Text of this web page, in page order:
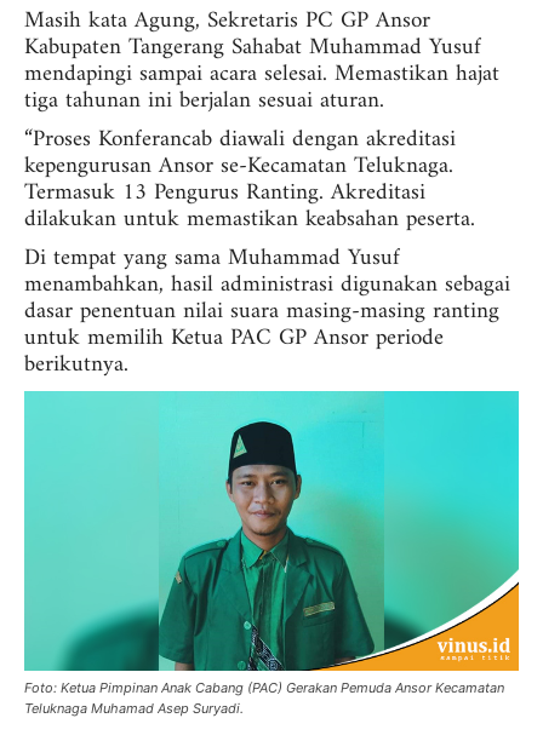
Masih kata Agung, Sekretaris PC GP Ansor
Kabupaten Tangerang Sahabat Muhammad Yusuf
mendapingi sampai acara selesai. Memastikan hajat
tiga tahunan ini berjalan sesuai aturan.
“Proses Konferancab diawali dengan akreditasi
kepengurusan Ansor se-Kecamatan Teluknaga.
Termasuk 13 Pengurus Ranting. Akreditasi
dilakukan untuk memastikan keabsahan peserta.
Di tempat yang sama Muhammad Yusuf
menambahkan, hasil administrasi digunakan sebagai
dasar penentuan nilai suara masing-masing ranting
untuk memilih Ketua PAC GP Ansor periode
berikutnya.
Foto: Ketua Pimpinan Anak Cabang (PAC) Gerakan Pemuda Ansor Kecamatan
Teluknaga Muhamad Asep Suryadi.